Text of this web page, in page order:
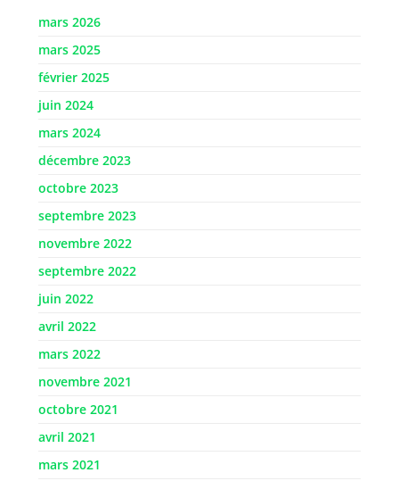
mars 2026
mars 2025
février 2025
juin 2024
mars 2024
décembre 2023
octobre 2023
septembre 2023
novembre 2022
septembre 2022
juin 2022
avril 2022
mars 2022
novembre 2021
octobre 2021
avril 2021
mars 2021